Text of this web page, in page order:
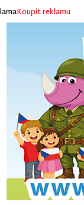
Koupit reklamu